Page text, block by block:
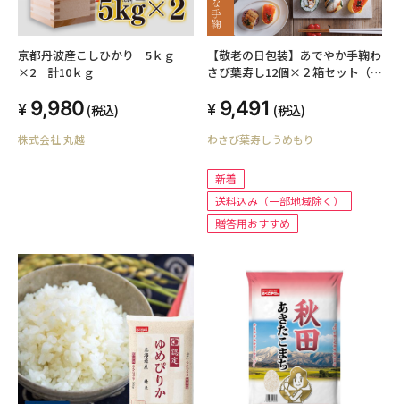
京都丹波産こしひかり 5ｋｇ
×2 計10ｋｇ
9,980 (税込)
株式会社 丸越
【敬老の日包装】あでやか手鞠わ
さび葉寿し12個×２箱セット（二
9,491 (税込)
わさび葉寿しうめもり
新着
送料込み（一部地域除く）
贈答用おすすめ